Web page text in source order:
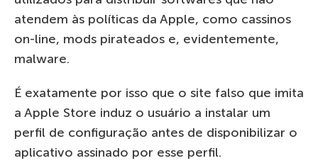
atendem às políticas da Apple, como cassinos
on-line, mods pirateados e, evidentemente,
malware.
É exatamente por isso que o site falso que imita
a Apple Store induz o usuário a instalar um
perfil de configuração antes de disponibilizar o
aplicativo assinado por esse perfil.